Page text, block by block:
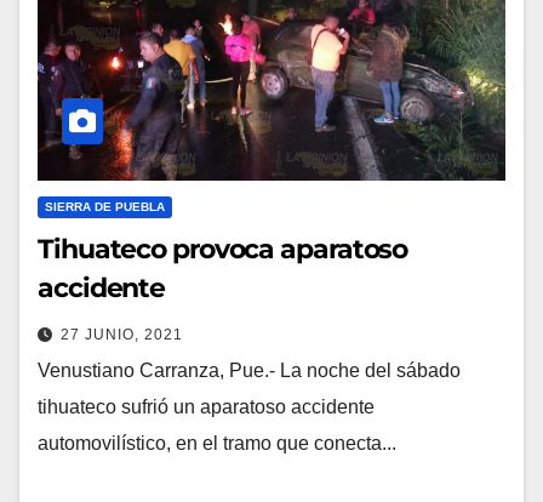
SIERRA DE PUEBLA
Tihuateco provoca aparatoso
accidente
27 JUNIO, 2021
Venustiano Carranza, Pue.- La noche del sábado
tihuateco sufrió un aparatoso accidente
automovilístico, en el tramo que conecta...